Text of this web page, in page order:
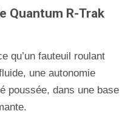
Quantum R-Trak
qu’un fauteuil roulant
une autonomie
poussée, dans une base